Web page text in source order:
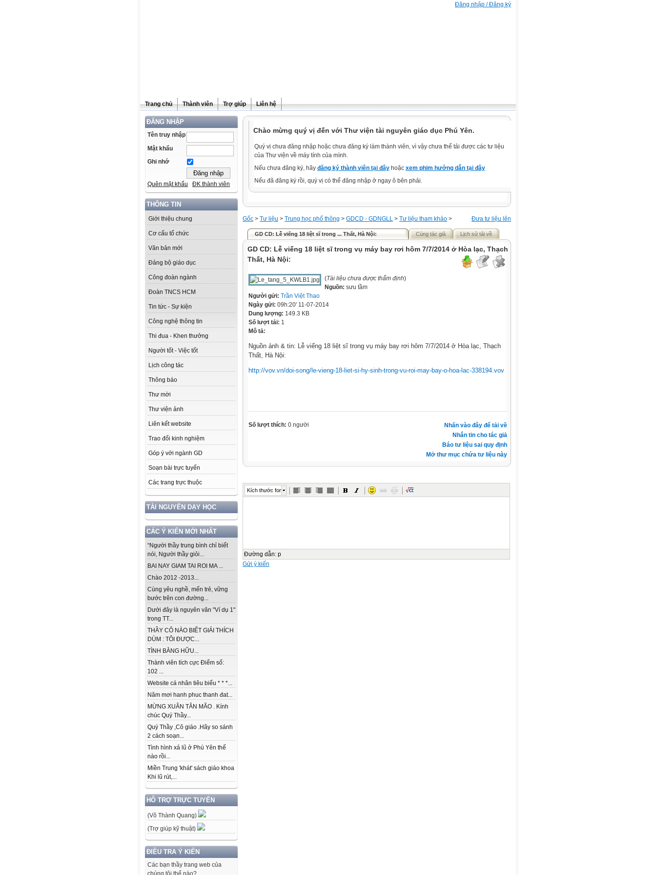
Đăng nhập / Đăng ký
Trang chủ Thành viên Trợ giúp Liên hệ
ĐĂNG NHẬP
Tên truy nhập
Mật khẩu
Ghi nhớ
Quên mật khẩu ĐK thành viên
THÔNG TIN
Giới thiệu chung
Cơ cấu tổ chức
Văn bản mới
Đảng bộ giáo dục
Công đoàn ngành
Đoàn TNCS HCM
Tin tức - Sự kiện
Công nghệ thông tin
Thi đua - Khen thưởng
Người tốt - Việc tốt
Lịch công tác
Thông báo
Thư mời
Thư viện ảnh
Liên kết website
Trao đổi kinh nghiệm
Góp ý với ngành GD
Soạn bài trực tuyến
Các trang trực thuộc
TÀI NGUYÊN DẠY HỌC
CÁC Ý KIẾN MỚI NHẤT
“Người thầy trung bình chỉ biết
nói, Người thầy giỏi...
BAI NAY GIAM TAI ROI MA ...
Chào 2012 -2013...
Cùng yêu nghề, mến trẻ, vững
bước trên con đường...
Dưới đây là nguyên văn "Ví dụ 1"
trong TT...
THẦY CÔ NÀO BIẾT GIẢI THÍCH
DÙM : TÔI ĐƯỢC...
TÌNH BẰNG HỮU...
Thành viên tích cực Điểm số:
102 ...
Website cá nhân tiêu biểu * * *...
Năm mơi hanh phuc thanh đat...
MỪNG XUÂN TÂN MÃO . Kính
chúc Quý Thầy...
Quý Thầy ,Cô giáo .Hãy so sánh
2 cách soạn...
Tình hình xả lũ ở Phú Yên thế
nào rồi...
Miền Trung 'khát' sách giáo khoa
Khi lũ rút,...
HỖ TRỢ TRỰC TUYẾN
(Võ Thành Quang)
(Trợ giúp kỹ thuật)
ĐIỀU TRA Ý KIẾN
Các bạn thầy trang web của
chúng tôi thế nào?
Chào mừng quý vị đến với Thư viện tài nguyên giáo dục Phú Yên.
Quý vị chưa đăng nhập hoặc chưa đăng ký làm thành viên, vì vậy chưa thể tải được các tư liệu
của Thư viện về máy tính của mình.
Nếu chưa đăng ký, hãy đăng ký thành viên tại đây hoặc xem phim hướng dẫn tại đây
Nếu đã đăng ký rồi, quý vị có thể đăng nhập ở ngay ô bên phải.
Đưa tư liệu lên
Gốc > Tư liệu > Trung học phổ thông > GDCD - GDNGLL > Tư liệu tham khảo >
GD CD: Lễ viếng 18 liệt sĩ trong ... Thất, Hà Nội: Cùng tác giả Lịch sử tải về
GD CD: Lễ viếng 18 liệt sĩ trong vụ máy bay rơi hôm 7/7/2014 ở Hòa lạc, Thạch
Thất, Hà Nội:
(Tài liệu chưa được thẩm định)
Nguồn: sưu tầm
Người gửi: Trần Việt Thao
Ngày gửi: 09h:20' 11-07-2014
Dung lượng: 149.3 KB
Số lượt tải: 1
Mô tả:
Nguồn ảnh & tin: Lễ viếng 18 liệt sĩ trong vụ máy bay rơi hôm 7/7/2014 ở Hòa lạc, Thạch
Thất, Hà Nội:
http://vov.vn/doi-song/le-vieng-18-liet-si-hy-sinh-trong-vu-roi-may-bay-o-hoa-lac-338194.vov
Nhấn vào đây để tải về
Nhắn tin cho tác giả
Báo tư liệu sai quy định
Mở thư mục chứa tư liệu này
Số lượt thích: 0 người
Kích thước font
Đường dẫn: p
Gửi ý kiến